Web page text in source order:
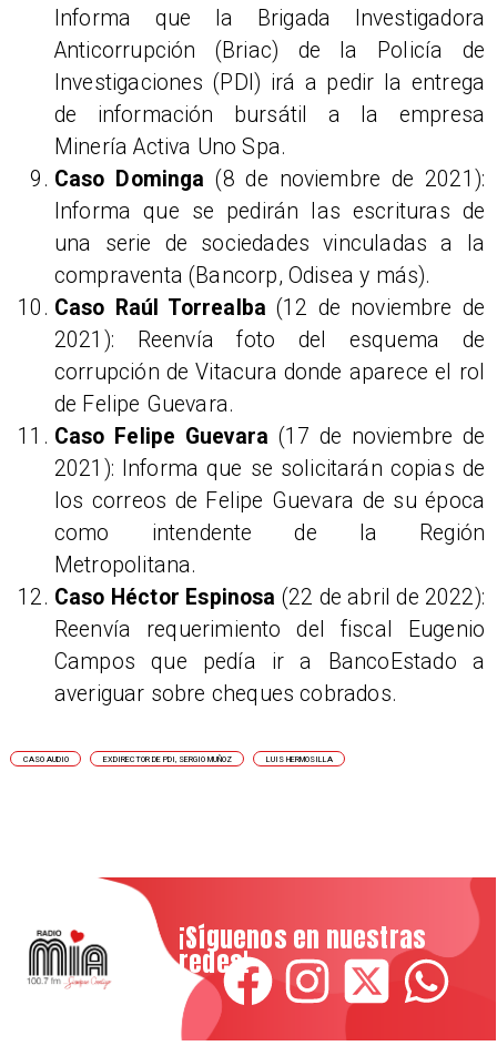
Informa que la Brigada Investigadora
Anticorrupción (Briac) de la Policía de
Investigaciones (PDI) irá a pedir la entrega
de información bursátil a la empresa
Minería Activa Uno Spa.
Caso Dominga (8 de noviembre de 2021):
Informa que se pedirán las escrituras de
una serie de sociedades vinculadas a la
compraventa (Bancorp, Odisea y más).
Caso Raúl Torrealba (12 de noviembre de
2021): Reenvía foto del esquema de
corrupción de Vitacura donde aparece el rol
de Felipe Guevara.
Caso Felipe Guevara (17 de noviembre de
2021): Informa que se solicitarán copias de
los correos de Felipe Guevara de su época
como intendente de la Región
Metropolitana.
Caso Héctor Espinosa (22 de abril de 2022):
Reenvía requerimiento del fiscal Eugenio
Campos que pedía ir a BancoEstado a
averiguar sobre cheques cobrados.​
CASO AUDIO EXDIRECTOR DE PDI, SERGIO MUÑOZ LUIS HERMOSILLA
¡Síguenos en nuestras
redes!